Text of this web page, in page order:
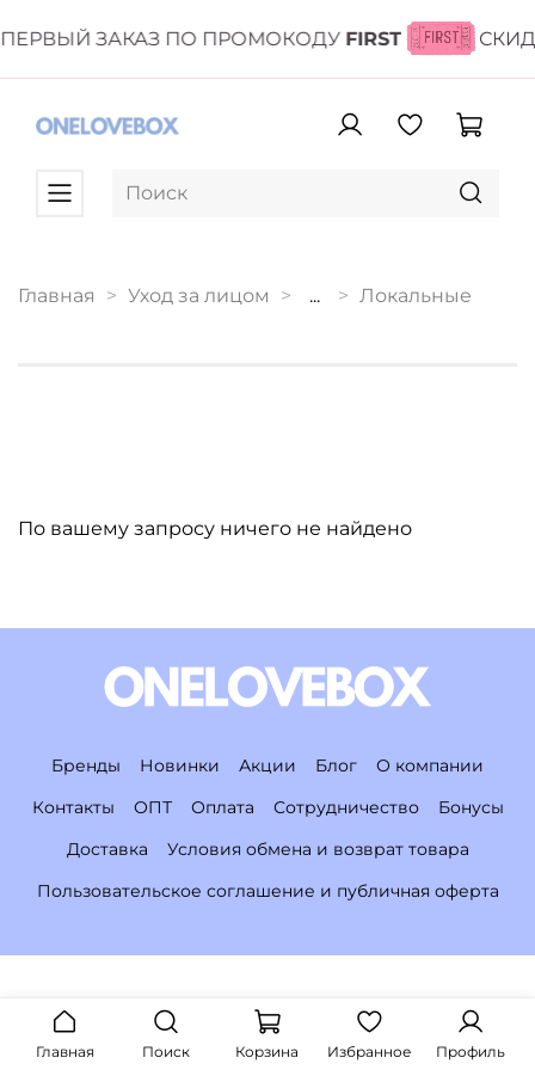
ЗАКАЗ ПО ПРОМОКОДУ FIRST
Главная Уход за лицом ... Локальные
По вашему запросу ничего не найдено
Бренды Новинки Акции Блог
О компании
Контакты
ОПТ Оплата Сотрудничество
Бонусы
Доставка
Условия обмена и возврат товара
Пользовательское соглашение и публичная оферта
Главная Поиск Корзина Избранное Профиль